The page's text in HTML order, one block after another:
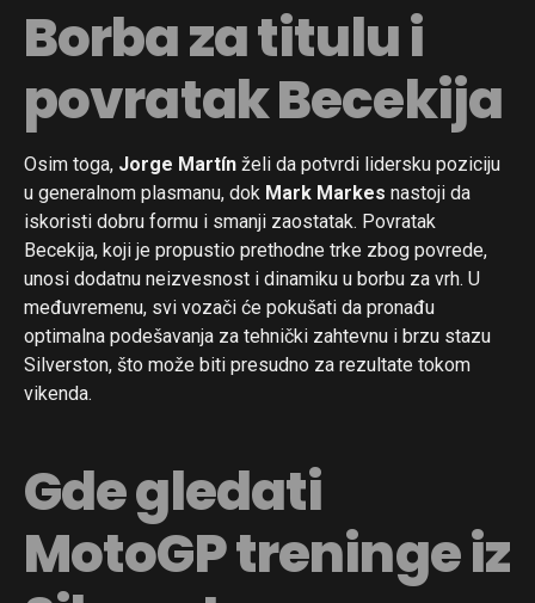
Borba za titulu i
povratak Becekija
Osim toga, Jorge Martín želi da potvrdi lidersku poziciju
u generalnom plasmanu, dok Mark Markes nastoji da
iskoristi dobru formu i smanji zaostatak. Povratak
Becekija, koji je propustio prethodne trke zbog povrede,
unosi dodatnu neizvesnost i dinamiku u borbu za vrh. U
međuvremenu, svi vozači će pokušati da pronađu
optimalna podešavanja za tehnički zahtevnu i brzu stazu
Silverston, što može biti presudno za rezultate tokom
vikenda.
Gde gledati
MotoGP treninge iz